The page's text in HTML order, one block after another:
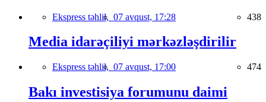
Ekspress təhlil, 07 avqust, 17:28 438
Media idarəçiliyi mərkəzləşdirilir
Ekspress təhlil, 07 avqust, 17:00 474
Bakı investisiya forumunu daimi